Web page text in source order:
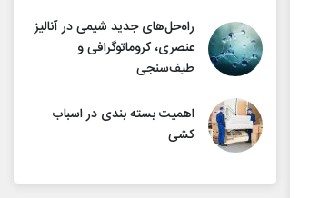
راه‌حل‌های جدید شیمی در آنالیز
عنصری، کروماتوگرافی و
طیف‌سنجی
اهمیت بسته بندی در اسباب
کشی